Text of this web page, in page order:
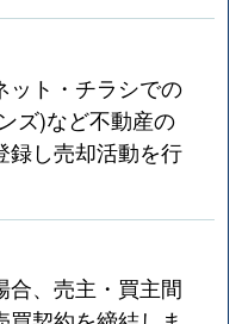
ット・チラシでの
ズ)など不動産の
録し売却活動を行
合、売主・買主間